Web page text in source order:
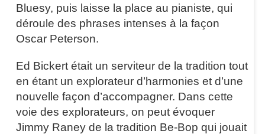
Bluesy, puis laisse la place au pianiste, qui
déroule des phrases intenses à la façon
Oscar Peterson.
Ed Bickert était un serviteur de la tradition tout
en étant un explorateur d’harmonies et d’une
nouvelle façon d’accompagner. Dans cette
voie des explorateurs, on peut évoquer
Jimmy Raney de la tradition Be-Bop qui jouait